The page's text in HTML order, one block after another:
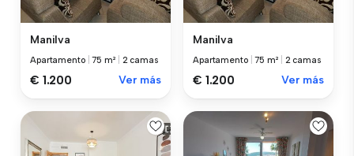
Manilva
Apartamento |75 m² 2 camas
€ 1.200 Ver más
Manilva
Apartamento |75 m² 2 camas
€ 1.200 Ver más